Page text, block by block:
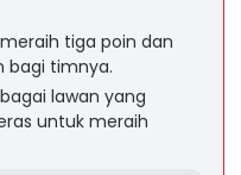
tiga poin dan
bagi timnya.
lawan yang
untuk meraih